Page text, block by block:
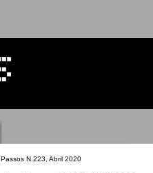
Passos N.223, Abril 2020